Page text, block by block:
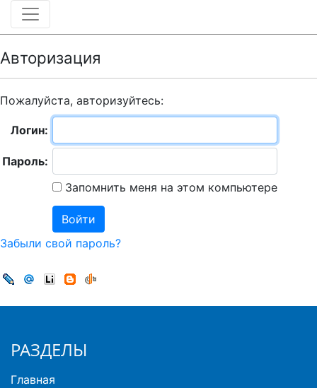
Авторизация
Пожалуйста, авторизуйтесь:
Логин:
Пароль:
Запомнить меня на этом компьютере
Забыли свой пароль?
РАЗДЕЛЫ
Главная